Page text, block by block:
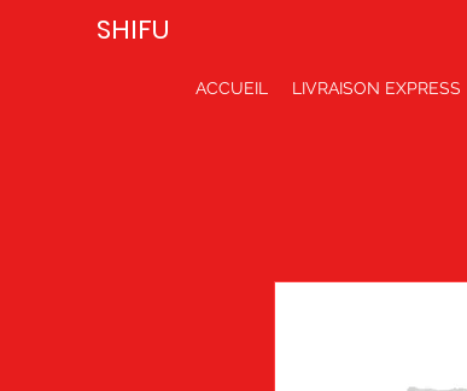
SHIFU
ACCUEIL LIVRAISON EXPRESS